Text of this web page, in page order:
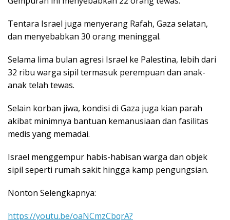
Tentara Israel juga menyerang Rafah, Gaza selatan,
dan menyebabkan 30 orang meninggal.
Selama lima bulan agresi Israel ke Palestina, lebih dari
32 ribu warga sipil termasuk perempuan dan anak-
anak telah tewas.
Selain korban jiwa, kondisi di Gaza juga kian parah
akibat minimnya bantuan kemanusiaan dan fasilitas
medis yang memadai.
Israel menggempur habis-habisan warga dan objek
sipil seperti rumah sakit hingga kamp pengungsian.
Nonton Selengkapnya:
https://youtu.be/oaNCmzCbqrA?